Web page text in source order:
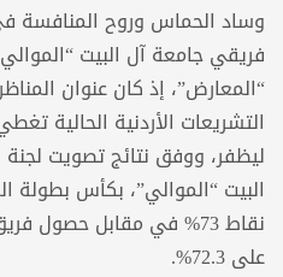
وساد الحماس وروح المنافسة
فريقي جامعة آل البيت
“المعارض”، إذ كان عنوان
التشريعات الأردنية الحالية
ليظفر، ووفق نتائج تصويت
البيت “الموالي”، بكأس بطولة
نقاط 73% في مقابل حصول
على 72.3%.